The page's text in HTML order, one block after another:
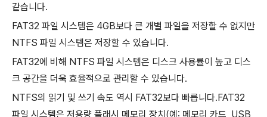
같습니다.
FAT32 파일 시스템은 4GB보다 큰 개별 파일을 저장할 수 없지만
NTFS 파일 시스템은 저장할 수 있습니다.
FAT32에 비해 NTFS 파일 시스템은 디스크 사용률이 높고 디스
크 공간을 더욱 효율적으로 관리할 수 있습니다.
NTFS의 읽기 및 쓰기 속도 역시 FAT32보다 빠릅니다.FAT32
파일 시스템은 저용량 플래시 메모리 장치(예: 메모리 카드, USB